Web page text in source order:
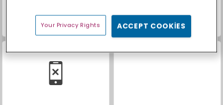
Büyük Mahjong Eşleme Scala 40
Your Privacy Rights ACCEPT COOKIES